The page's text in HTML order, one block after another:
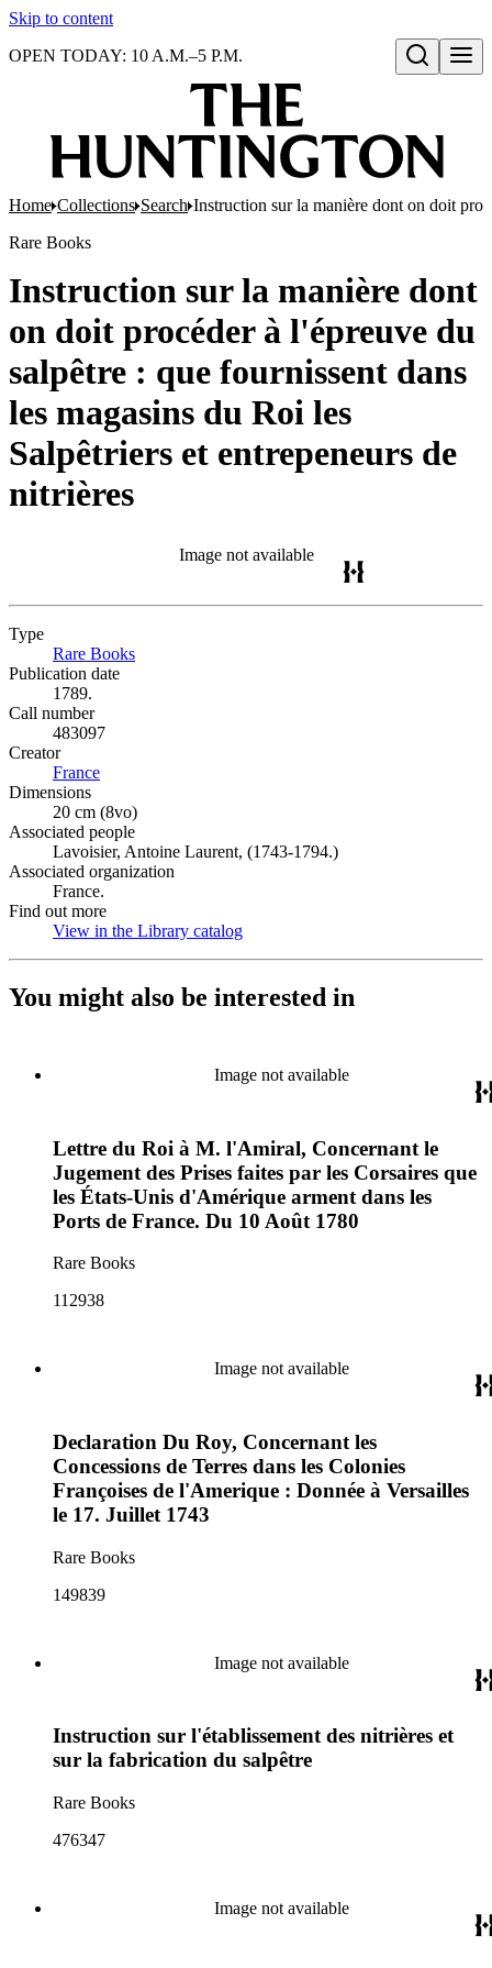
Skip to content
Open search
OPEN TODAY: 10 A.M.–5 P.M.
Home Collections Search Instruction sur la manière dont on doit
Rare Books
Instruction sur la manière dont
on doit procéder à l'épreuve du
salpêtre : que fournissent dans
les magasins du Roi les
Salpêtriers et entrepeneurs de
nitrières
Image not available
Type
Rare Books
Publication date
1789.
Call number
483097
Creator
France
Dimensions
20 cm (8vo)
Associated people
Lavoisier, Antoine Laurent, (1743-1794.)
Associated organization
France.
Find out more
View in the Library catalog
You might also be interested in
Image not available
Lettre du Roi à M. l'Amiral, Concernant le
Jugement des Prises faites par les Corsaires que
les États-Unis d'Amérique arment dans les
Ports de France. Du 10 Août 1780
Rare Books
112938
Image not available
Declaration Du Roy, Concernant les
Concessions de Terres dans les Colonies
Françoises de l'Amerique : Donnée à Versailles
le 17. Juillet 1743
Rare Books
149839
Image not available
Instruction sur l'établissement des nitrières et
sur la fabrication du salpêtre
Rare Books
476347
Image not available